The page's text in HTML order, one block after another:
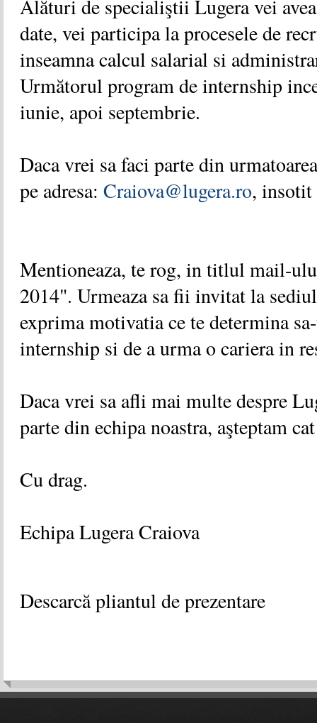
Alături de specialiştii Lugera vei
date, vei participa la procesele de
inseamna calcul salarial si
Următorul program de internship
iunie, apoi septembrie.
Daca vrei sa faci parte din
pe adresa: Craiova@lugera.ro, insotit
Mentioneaza, te rog, in titlul mail-
2014". Urmeaza sa fii invitat la
exprima motivatia ce te determina
internship si de a urma o cariera in
Daca vrei sa afli mai multe despre
parte din echipa noastra, aşteptam
Cu drag.
Echipa Lugera Craiova
Descarcă pliantul de prezentare